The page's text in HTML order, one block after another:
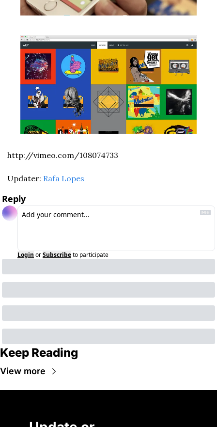
http://vimeo.com/108074733
Updater: Rafa Lopes
Reply
Login orSubscribeto participate
Keep Reading
View more